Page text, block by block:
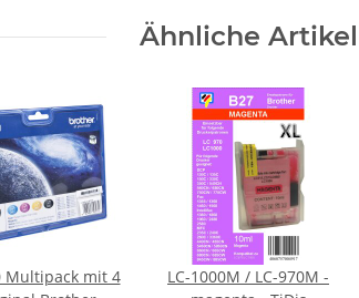
Ähnliche Artikel
Multipack mit 4
LC-1000M / LC-970M -